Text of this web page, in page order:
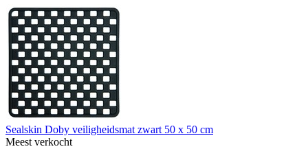
Sealskin Doby veiligheidsmat zwart 50 x 50 cm
Meest verkocht